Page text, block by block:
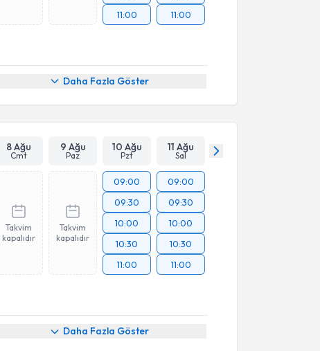
11:00
11:00
Daha Fazla Göster
8 Ağu
Cmt
9 Ağu
Paz
10 Ağu
Pzt
11 Ağu
Sal
Takvim
kapalıdır
Takvim
kapalıdır
09:00
09:30
10:00
10:30
11:00
09:00
09:30
10:00
10:30
11:00
Daha Fazla Göster